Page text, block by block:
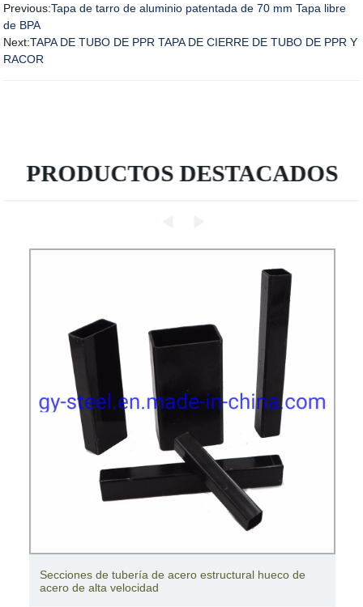
Previous:Tapa de tarro de aluminio patentada de 70 mm Tapa libre
de BPA
Next:TAPA DE TUBO DE PPR TAPA DE CIERRE DE TUBO DE PPR Y
RACOR
PRODUCTOS DESTACADOS
Secciones de tubería de acero estructural hueco de
acero de alta velocidad